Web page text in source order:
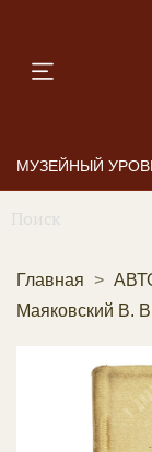
МУЗЕЙНЫЙ
Главная
Маяковский В.